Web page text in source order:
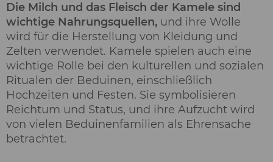
Die Milch und das Fleisch der Kamele sind
wichtige Nahrungsquellen, und ihre Wolle
wird für die Herstellung von Kleidung und
Zelten verwendet. Kamele spielen auch eine
wichtige Rolle bei den kulturellen und sozialen
Ritualen der Beduinen, einschließlich
Hochzeiten und Festen. Sie symbolisieren
Reichtum und Status, und ihre Aufzucht wird
von vielen Beduinenfamilien als Ehrensache
betrachtet.